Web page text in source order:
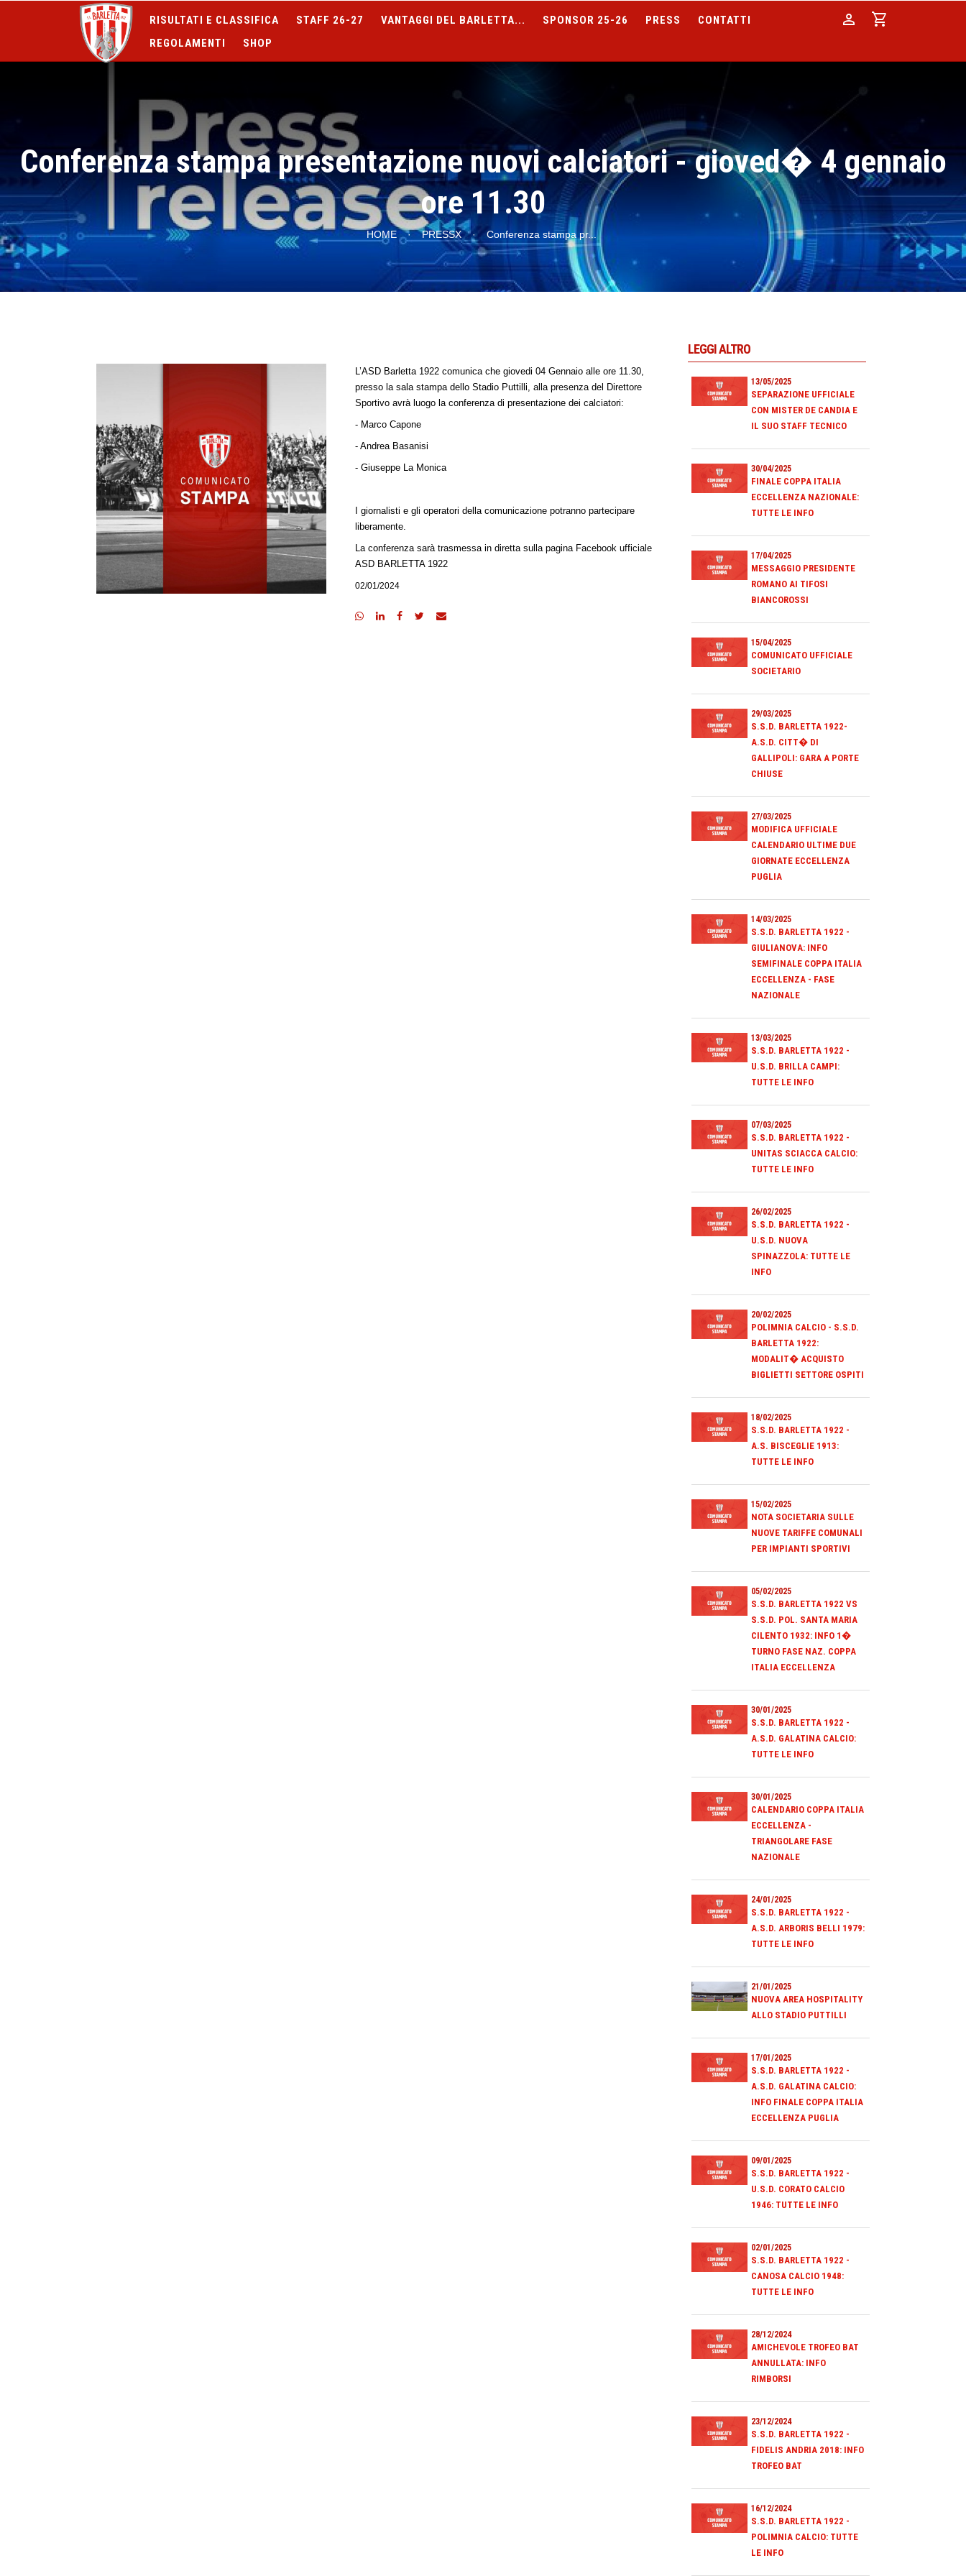
person shopping_cart
RISULTATI E CLASSIFICA STAFF 26-27 VANTAGGI DEL BARLETTA... SPONSOR 25-26 PRESS
CONTATTI
REGOLAMENTI
SHOP
Conferenza stampa presentazione nuovi calciatori - gioved� 4 gennaio
ore 11.30
HOME · PRESSX · Conferenza stampa pr...
L’ASD Barletta 1922 comunica che giovedi 04 Gennaio alle ore 11.30,
presso la sala stampa dello Stadio Puttilli, alla presenza del Direttore
Sportivo avrà luogo la conferenza di presentazione dei calciatori:
- Marco Capone
- Andrea Basanisi
- Giuseppe La Monica
I giornalisti e gli operatori della comunicazione potranno partecipare
liberamente.
La conferenza sarà trasmessa in diretta sulla pagina Facebook ufficiale
ASD BARLETTA 1922
02/01/2024
LEGGI ALTRO
13/05/2025
SEPARAZIONE UFFICIALE
CON MISTER DE CANDIA E
IL SUO STAFF TECNICO
30/04/2025
FINALE COPPA ITALIA
ECCELLENZA NAZIONALE:
TUTTE LE INFO
17/04/2025
MESSAGGIO PRESIDENTE
ROMANO AI TIFOSI
BIANCOROSSI
15/04/2025
COMUNICATO UFFICIALE
SOCIETARIO
29/03/2025
S.S.D. BARLETTA 1922-
A.S.D. CITT� DI
GALLIPOLI: GARA A PORTE
CHIUSE
27/03/2025
MODIFICA UFFICIALE
CALENDARIO ULTIME DUE
GIORNATE ECCELLENZA
PUGLIA
14/03/2025
S.S.D. BARLETTA 1922 -
GIULIANOVA: INFO
SEMIFINALE COPPA ITALIA
ECCELLENZA - FASE
NAZIONALE
13/03/2025
S.S.D. BARLETTA 1922 -
U.S.D. BRILLA CAMPI:
TUTTE LE INFO
07/03/2025
S.S.D. BARLETTA 1922 -
UNITAS SCIACCA CALCIO:
TUTTE LE INFO
26/02/2025
S.S.D. BARLETTA 1922 -
U.S.D. NUOVA
SPINAZZOLA: TUTTE LE
INFO
20/02/2025
POLIMNIA CALCIO - S.S.D.
BARLETTA 1922:
MODALIT� ACQUISTO
BIGLIETTI SETTORE OSPITI
18/02/2025
S.S.D. BARLETTA 1922 -
A.S. BISCEGLIE 1913:
TUTTE LE INFO
15/02/2025
NOTA SOCIETARIA SULLE
NUOVE TARIFFE COMUNALI
PER IMPIANTI SPORTIVI
05/02/2025
S.S.D. BARLETTA 1922 VS
S.S.D. POL. SANTA MARIA
CILENTO 1932: INFO 1�
TURNO FASE NAZ. COPPA
ITALIA ECCELLENZA
30/01/2025
S.S.D. BARLETTA 1922 -
A.S.D. GALATINA CALCIO:
TUTTE LE INFO
30/01/2025
CALENDARIO COPPA ITALIA
ECCELLENZA -
TRIANGOLARE FASE
NAZIONALE
24/01/2025
S.S.D. BARLETTA 1922 -
A.S.D. ARBORIS BELLI 1979:
TUTTE LE INFO
21/01/2025
NUOVA AREA HOSPITALITY
ALLO STADIO PUTTILLI
17/01/2025
S.S.D. BARLETTA 1922 -
A.S.D. GALATINA CALCIO:
INFO FINALE COPPA ITALIA
ECCELLENZA PUGLIA
09/01/2025
S.S.D. BARLETTA 1922 -
U.S.D. CORATO CALCIO
1946: TUTTE LE INFO
02/01/2025
S.S.D. BARLETTA 1922 -
CANOSA CALCIO 1948:
TUTTE LE INFO
28/12/2024
AMICHEVOLE TROFEO BAT
ANNULLATA: INFO
RIMBORSI
23/12/2024
S.S.D. BARLETTA 1922 -
FIDELIS ANDRIA 2018: INFO
TROFEO BAT
16/12/2024
S.S.D. BARLETTA 1922 -
POLIMNIA CALCIO: TUTTE
LE INFO